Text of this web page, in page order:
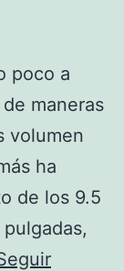
poco a
maneras
volumen
ha
de los 9.5